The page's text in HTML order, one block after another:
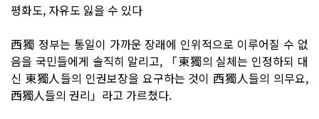
평화도, 자유도 잃을 수 있다
西獨 정부는 통일이 가까운 장래에 인위적으로 이루어질 수 없
음을 국민들에게 솔직히 알리고, 「東獨의 실체는 인정하되 대
신 東獨人들의 인권보장을 요구하는 것이 西獨人들의 의무요,
西獨人들의 권리」라고 가르쳤다.